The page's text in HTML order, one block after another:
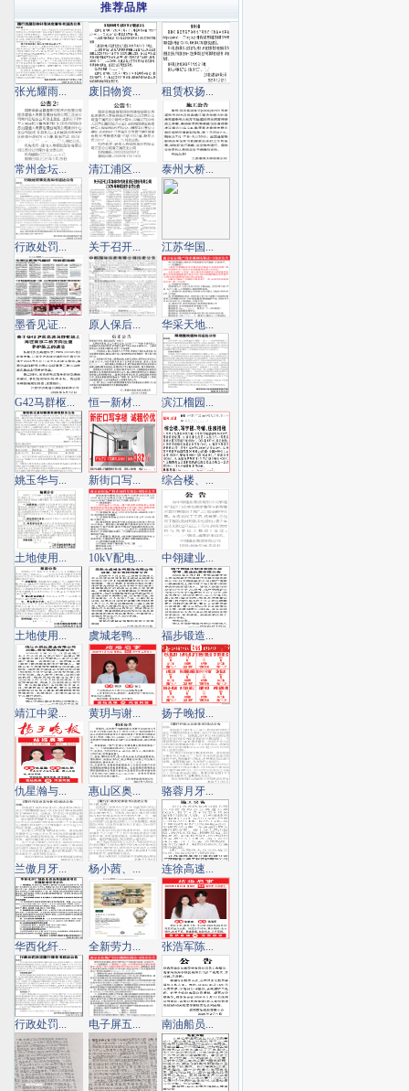
推荐品牌
张光耀雨... 废旧物资... 租赁权扬...
常州金坛... 清江浦区... 泰州大桥...
行政处罚... 关于召开... 江苏华国...
墨香见证... 原人保后... 华采天地...
G42马群枢... 恒一新材... 滨江榴园...
姚玉华与... 新街口写... 综合楼、...
土地使用... 10kV配电... 中翎建业...
土地使用... 虞城老鸭... 福步锻造...
靖江中梁... 黄玥与谢... 扬子晚报...
仇星瀚与... 惠山区奥... 骆蓉月牙...
兰傲月牙... 杨小茜、... 连徐高速...
华西化纤... 全新劳力... 张浩军陈...
行政处罚... 电子屏五... 南油船员...